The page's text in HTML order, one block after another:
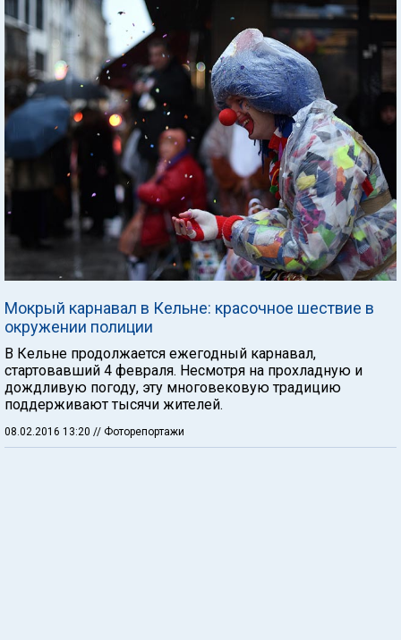
Мокрый карнавал в Кельне: красочное шествие в
окружении полиции
В Кельне продолжается ежегодный карнавал,
стартовавший 4 февраля. Несмотря на прохладную и
дождливую погоду, эту многовековую традицию
поддерживают тысячи жителей.
08.02.2016 13:20 // Фоторепортажи